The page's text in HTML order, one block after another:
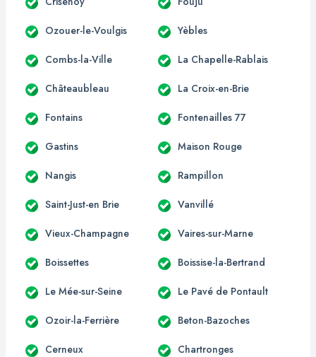
Ozouer-le-Voulgis Yèbles
Combs-la-Ville La Chapelle-Rablais
Châteaubleau La Croix-en-Brie
Fontains Fontenailles 77
Gastins Maison Rouge
Nangis Rampillon
Saint-Just-en Brie Vanvillé
Vieux-Champagne Vaires-sur-Marne
Boissettes Boissise-la-Bertrand
Le Mée-sur-Seine Le Pavé de Pontault
Ozoir-la-Ferrière Beton-Bazoches
Cerneux Chartronges